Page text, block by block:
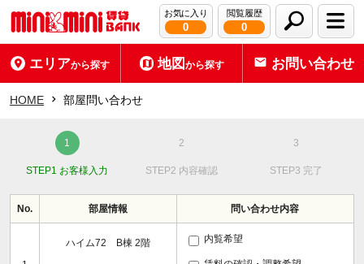
お気に入り
0
閲覧履歴
0
エリアから探す 地図から探す お問い合わせ
HOME 部屋問い合わせ
STEP1 お客様入力 STEP2 内容確認 STEP3 完了
No. 部屋情報 問い合わせ内容
ハイム72 B棟 2階 内覧希望